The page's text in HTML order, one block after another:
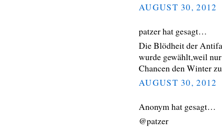
AUGUST 30, 2012
patzer hat gesagt…
Die Blödheit der
wurde gewählt,weil
Chancen den Winter
AUGUST 30, 2012
Anonym hat gesagt…
@patzer